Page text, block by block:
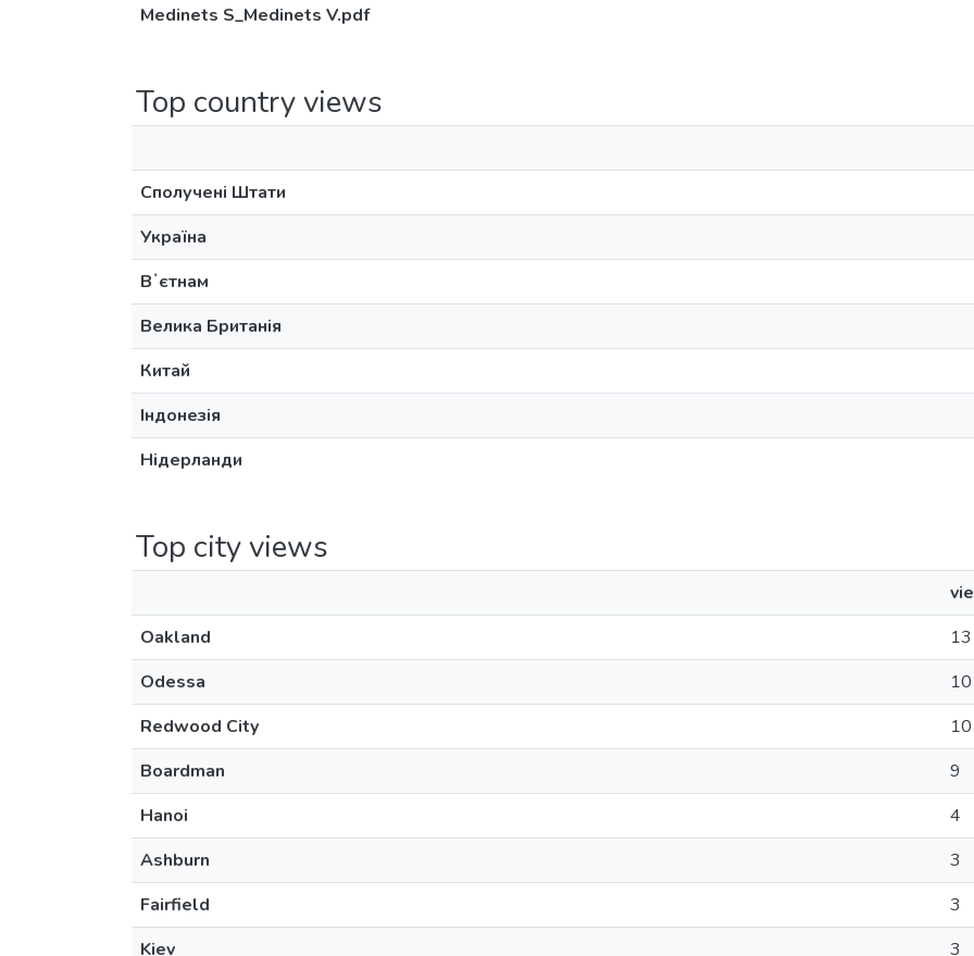
Medinets S_Medinets V.pdf
Top country views
Сполучені Штати
Україна
Вʼєтнам
Велика Британія
Китай
Індонезія
Нідерланди
Top city views
Oakland
13
Odessa
10
Redwood City
10
Boardman
9
Hanoi
4
Ashburn
3
Fairfield
3
Kiev
3